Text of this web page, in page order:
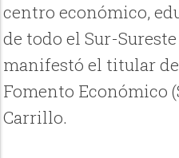
centro económico,
de todo el Sur-
manifestó el titular
Fomento Económico
Carrillo.